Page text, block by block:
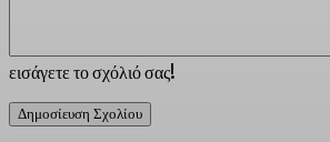
εισάγετε το σχόλιό σας!